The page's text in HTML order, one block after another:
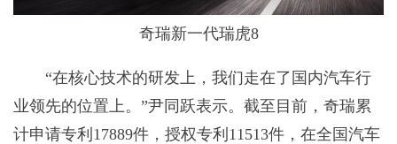
奇瑞新一代瑞虎8
“在核心技术的研发上，我们走在了国内汽车行
业领先的位置上。”尹同跃表示。截至目前，奇瑞累
计申请专利17889件，授权专利11513件，在全国汽车